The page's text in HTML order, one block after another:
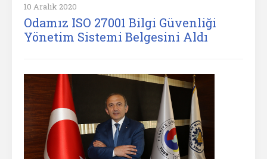
10 Aralık 2020
Odamız ISO 27001 Bilgi Güvenliği
Yönetim Sistemi Belgesini Aldı